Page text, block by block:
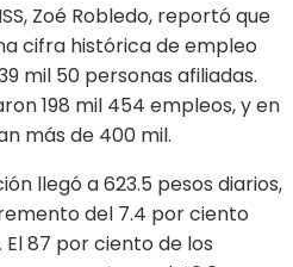
Zoé Robledo, reportó que
cifra histórica de empleo
mil 50 personas afiliadas.
198 mil 454 empleos, y en
más de 400 mil.
llegó a 623.5 pesos diarios,
del 7.4 por ciento
87 por ciento de los